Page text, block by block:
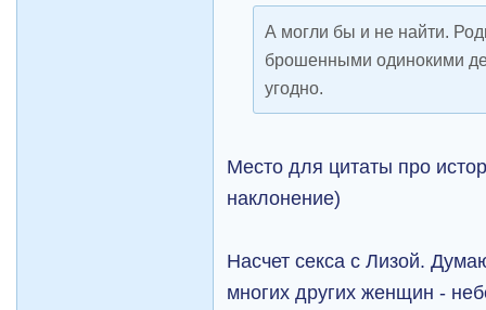
А могли бы и не найти.
брошенными одинокими
угодно.
Место для цитаты про
наклонение)
Насчет секса с Лизой.
многих других женщин -